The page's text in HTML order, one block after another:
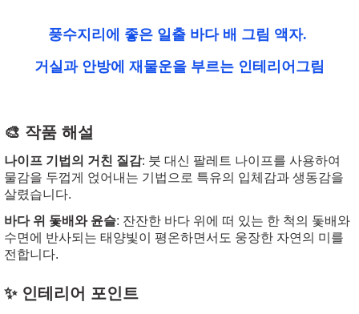
풍수지리에 좋은 일출 바다 배 그림 액자.
거실과 안방에 재물운을 부르는 인테리어그림
🎨 작품 해설
나이프 기법의 거친 질감: 붓 대신 팔레트 나이프를 사용하여
물감을 두껍게 얹어내는 기법으로 특유의 입체감과 생동감을
살렸습니다.
바다 위 돛배와 윤슬: 잔잔한 바다 위에 떠 있는 한 척의 돛배와
수면에 반사되는 태양빛이 평온하면서도 웅장한 자연의 미를
전합니다.
✨ 인테리어 포인트